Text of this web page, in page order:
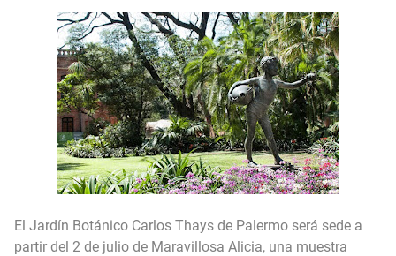
El Jardín Botánico Carlos Thays de Palermo será sede a
partir del 2 de julio de Maravillosa Alicia, una muestra